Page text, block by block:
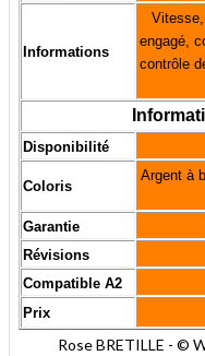
Informations
engagé,
contrôle
Disponibilité
Coloris
Argent à
Garantie
Révisions
Compatible A2
Prix
Rose BRETILLE - ©